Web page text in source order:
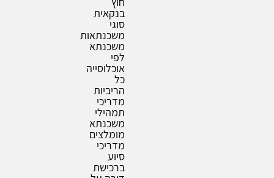
בנקאית
סוגי
משכנתאות
משכנתא
לפי
אוכלוסייה
כל
הריביות
מדריכי
תמהילי
משכנתא
מומלצים
מדריכי
סיוע
ברכישת